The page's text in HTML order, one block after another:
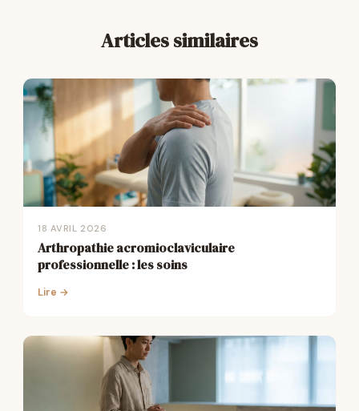
Articles similaires
18 AVRIL 2026
Arthropathie acromioclaviculaire
professionnelle : les soins
Lire →